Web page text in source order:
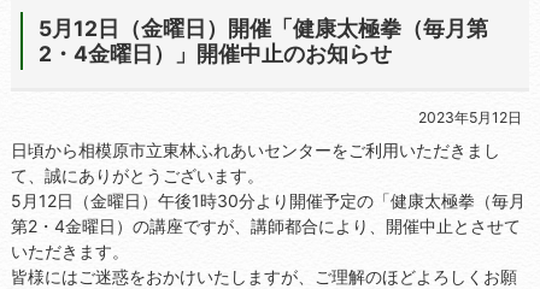
5月12日（金曜日）開催「健康太極拳（毎月第
2・4金曜日）」開催中止のお知らせ
2023年5月12日
日頃から相模原市立東林ふれあいセンターをご利用いただきまし
て、誠にありがとうございます。
5月12日（金曜日）午後1時30分より開催予定の「健康太極拳（毎月
第2・4金曜日）の講座ですが、講師都合により、開催中止とさせて
いただきます。
皆様にはご迷惑をおかけいたしますが、ご理解のほどよろしくお願